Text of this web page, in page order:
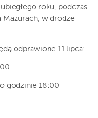
roku, podczas
Mazurach, w drodze
odprawione 11 lipca:
godzinie 18:00